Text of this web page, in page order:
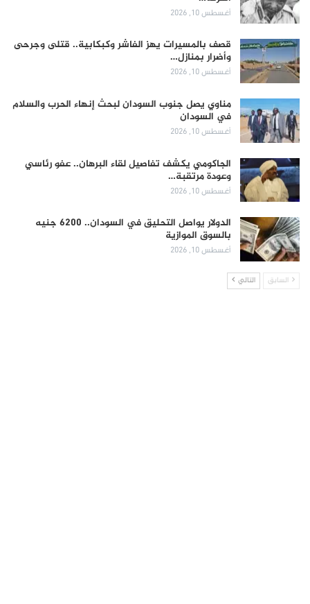
أغسطس 10, 2026
قصف بالمسيرات يهز الفاشر وكبكابية.. قتلى وجرحى
وأضرار بمنازل…
أغسطس 10, 2026
مناوي يصل جنوب السودان لبحث إنهاء الحرب والسلام
في السودان
أغسطس 10, 2026
الجاكومي يكشف تفاصيل لقاء البرهان.. عفو رئاسي
وعودة مرتقبة…
أغسطس 10, 2026
الدولار يواصل التحليق في السودان.. 6200 جنيه
بالسوق الموازية
أغسطس 10, 2026
السابق التالي